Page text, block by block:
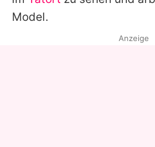
Model.
Anzeige